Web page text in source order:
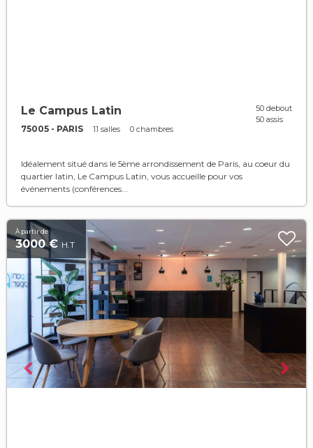
Le Campus Latin
75005 - PARIS 11 salles 0 chambres
50 debout
50 assis
Idéalement situé dans le 5ème arrondissement de Paris, au coeur du
quartier latin, Le Campus Latin, vous accueille pour vos
événements (conférences...
À partir de
3000 € H.T